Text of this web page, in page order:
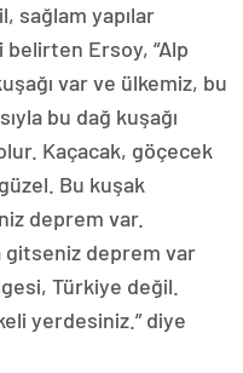
sağlam yapılar
Ersoy, “Alp
var ve ülkemiz, bu
bu dağ kuşağı
Kaçacak, göçecek
Bu kuşak
deprem var.
gitseniz deprem var
Türkiye değil.
yerdesiniz.” diye